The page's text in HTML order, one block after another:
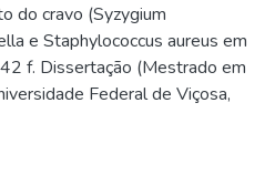
do cravo (Syzygium
e Staphylococcus aureus em
f. Dissertação (Mestrado em
Federal de Viçosa,